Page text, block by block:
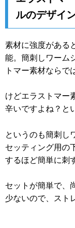
ルのデザイ
素材に強度がある
能。簡刺しワーム
トマー素材ならで
けどエラストマー
辛いですよね？と
というのも簡刺し
セッティング用の
するほど簡単に刺
セットが簡単で、
少ないので、スト